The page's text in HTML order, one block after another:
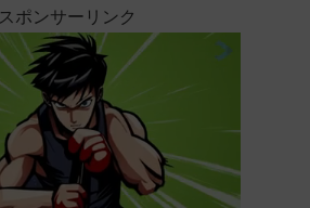
スポンサーリンク